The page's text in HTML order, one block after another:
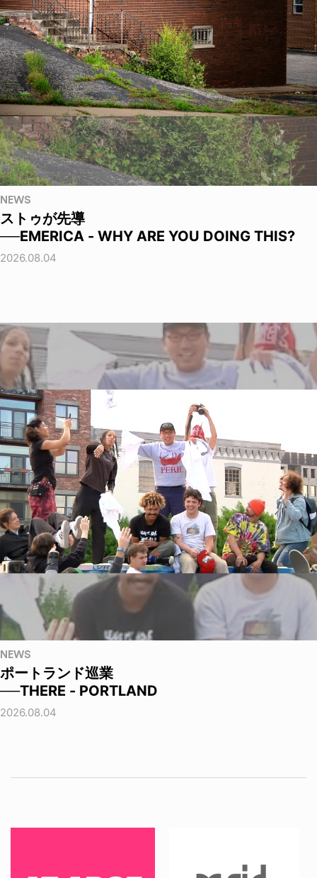
NEWS
ストゥが先導
──EMERICA - WHY ARE YOU DOING THIS?
2026.08.04
NEWS
ポートランド巡業
──THERE - PORTLAND
2026.08.04